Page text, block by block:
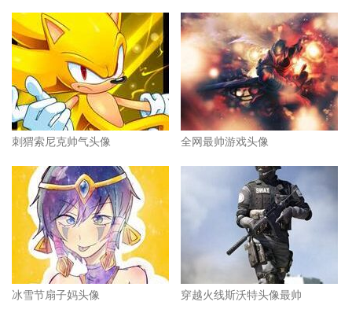
刺猬索尼克帅气头像 全网最帅游戏头像
冰雪节扇子妈头像 穿越火线斯沃特头像最帅